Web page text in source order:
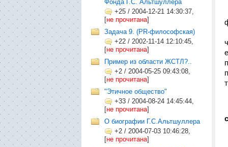
Фонда Г.С. Альтшуллера
+25 / 2004-12-21 14:30:37,
[не прочитана]
Задача 9. (PR-философская)
+22 / 2002-11-14 12:10:45,
[не прочитана]
Пример из области ЖСТЛ?..
+2 / 2004-05-25 09:43:08,
[не прочитана]
"Этичное общество"
+33 / 2004-08-24 14:45:44,
[не прочитана]
О биографии Г.С.Альтшуллера
+2 / 2004-07-03 10:46:28,
[не прочитана]